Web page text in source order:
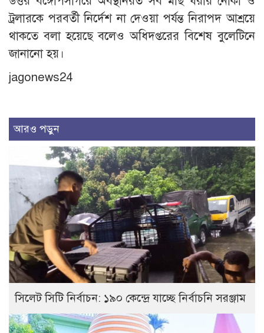
ট্রলারকে পরবর্তী নির্দেশ না দেওয়া পর্যন্ত নিরাপদ আশ্রয়ে
থাকতে বলা হয়েছে বলেও অধিদপ্তরের বিশেষ বুলেটিনে
জানানো হয়।
jagonews24
আরও পড়ুন
সিলেট সিটি নির্বাচন: ১৯০ কেন্দ্রে যাচ্ছে নির্বাচনি সরঞ্জাম